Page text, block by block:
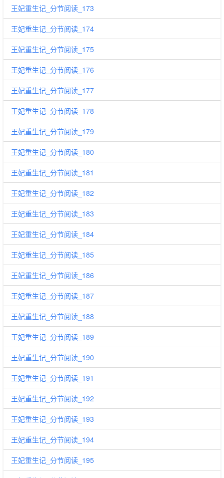
王妃重生记_分节阅读_173
王妃重生记_分节阅读_174
王妃重生记_分节阅读_175
王妃重生记_分节阅读_176
王妃重生记_分节阅读_177
王妃重生记_分节阅读_178
王妃重生记_分节阅读_179
王妃重生记_分节阅读_180
王妃重生记_分节阅读_181
王妃重生记_分节阅读_182
王妃重生记_分节阅读_183
王妃重生记_分节阅读_184
王妃重生记_分节阅读_185
王妃重生记_分节阅读_186
王妃重生记_分节阅读_187
王妃重生记_分节阅读_188
王妃重生记_分节阅读_189
王妃重生记_分节阅读_190
王妃重生记_分节阅读_191
王妃重生记_分节阅读_192
王妃重生记_分节阅读_193
王妃重生记_分节阅读_194
王妃重生记_分节阅读_195